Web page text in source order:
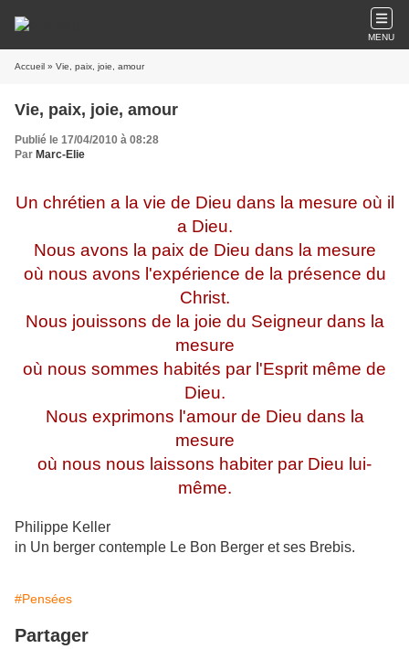
MENU
Accueil » Vie, paix, joie, amour
Vie, paix, joie, amour
Publié le 17/04/2010 à 08:28
Par Marc-Elie
Un chrétien a la vie de Dieu dans la mesure où il
a Dieu.
Nous avons la paix de Dieu dans la mesure
où nous avons l'expérience de la présence du
Christ.
Nous jouissons de la joie du Seigneur dans la
mesure
où nous sommes habités par l'Esprit même de
Dieu.
Nous exprimons l'amour de Dieu dans la
mesure
où nous nous laissons habiter par Dieu lui-
même.
Philippe Keller
in Un berger contemple Le Bon Berger et ses Brebis.
#Pensées
Partager